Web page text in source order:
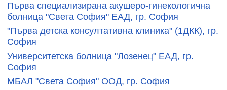
Първа специализирана акушеро-гинекологична
болница "Света София" ЕАД, гр. София
"Първа детска консултативна клиника" (1ДКК), гр.
София
Университетска болница "Лозенец" ЕАД, гр.
София
МБАЛ "Света София" ООД, гр. София